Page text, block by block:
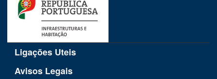
Ligações Uteis
Avisos Legais